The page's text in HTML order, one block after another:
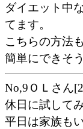
ダイエット中
てます。
こちらの方法
簡単にできそ
No,9ＯＬさん
休日に試して
平日は家族も